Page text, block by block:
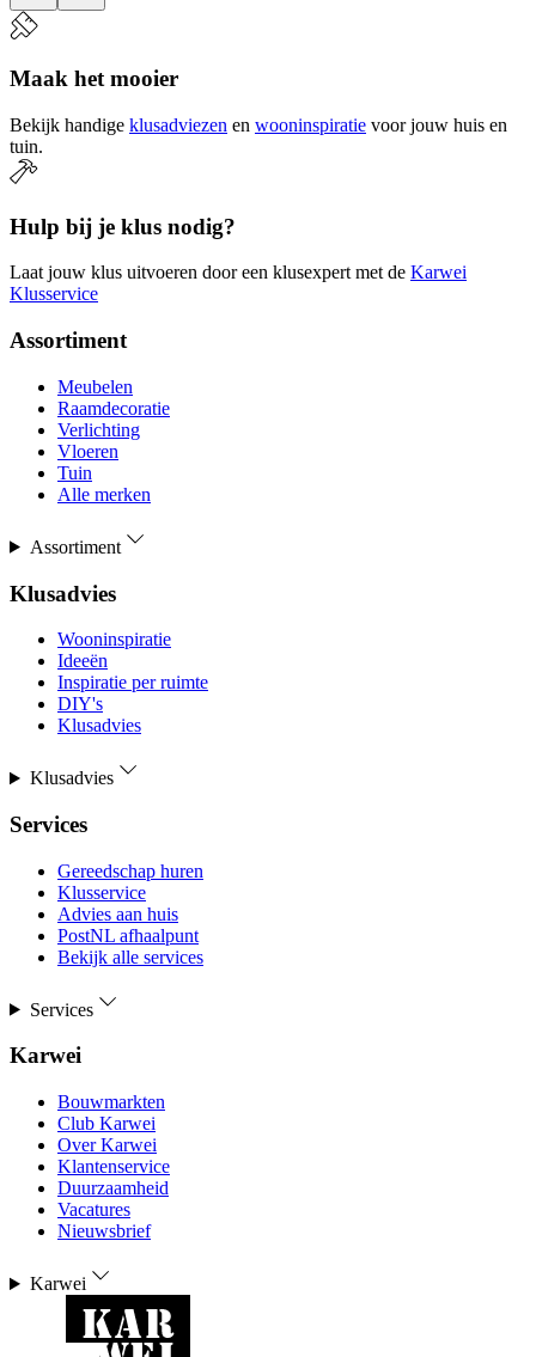
Maak het mooier
Bekijk handige klusadviezen en wooninspiratie voor jouw huis en
tuin.
Hulp bij je klus nodig?
Laat jouw klus uitvoeren door een klusexpert met de Karwei
Klusservice
Assortiment
Meubelen
Raamdecoratie
Verlichting
Vloeren
Tuin
Alle merken
Assortiment
Klusadvies
Wooninspiratie
Ideeën
Inspiratie per ruimte
DIY's
Klusadvies
Klusadvies
Services
Gereedschap huren
Klusservice
Advies aan huis
PostNL afhaalpunt
Bekijk alle services
Services
Karwei
Bouwmarkten
Club Karwei
Over Karwei
Klantenservice
Duurzaamheid
Vacatures
Nieuwsbrief
Karwei